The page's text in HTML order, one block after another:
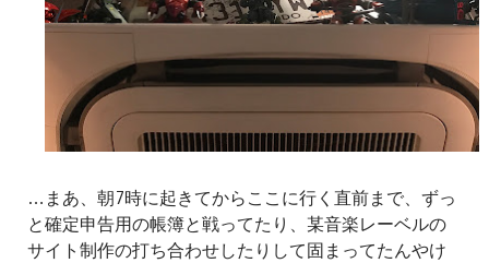
…まあ、朝7時に起きてからここに行く直前まで、ずっ
と確定申告用の帳簿と戦ってたり、某音楽レーベルの
サイト制作の打ち合わせしたりして固まってたんやけ